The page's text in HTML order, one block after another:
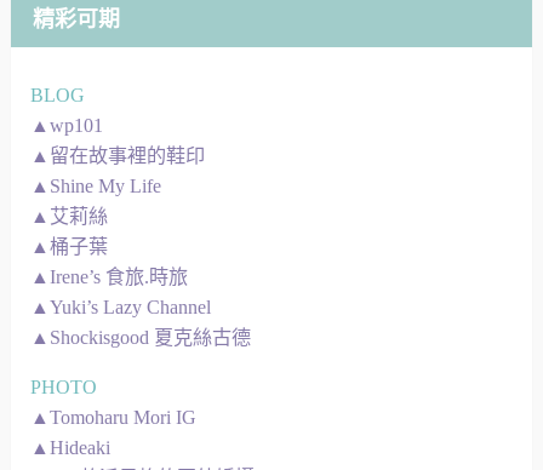
精彩可期
BLOG
▲wp101
▲留在故事裡的鞋印
▲Shine My Life
▲艾莉絲
▲桶子葉
▲Irene’s 食旅.時旅
▲Yuki’s Lazy Channel
▲Shockisgood 夏克絲古德
PHOTO
▲Tomoharu Mori IG
▲Hideaki